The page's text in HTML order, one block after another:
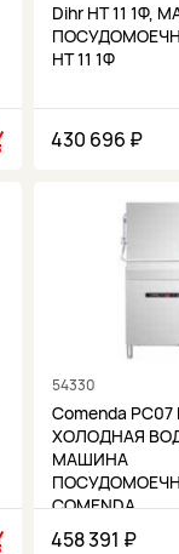
Dihr HT 11 1Ф,
HT 11 1Ф
430 696 ₽
54330
Comenda PC07
ХОЛОДНАЯ
МАШИНА
COMENDA…
458 391 ₽